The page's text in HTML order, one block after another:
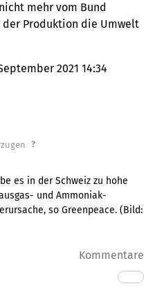
mehr vom Bund
Produktion die Umwelt
2021 14:34
?
es in der Schweiz zu hohe
und Ammoniak-
so Greenpeace. (Bild:
Kommentare